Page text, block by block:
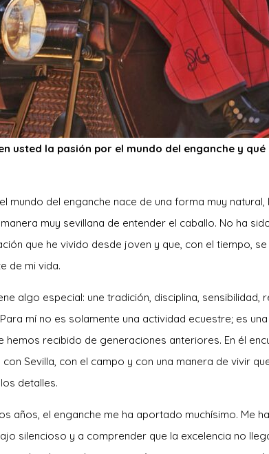
usted la pasión por el mundo del enganche y
mundo del enganche nace de una forma muy natural,
muy sevillana de entender el caballo. No ha
que he vivido desde joven y que, con el tiempo,
de mi vida.
algo especial: une tradición, disciplina,
mí no es solamente una actividad ecuestre; es
hemos recibido de generaciones anteriores. En él
con Sevilla, con el campo y con una manera de vivir
detalles.
años, el enganche me ha aportado muchísimo. Me
silencioso y a comprender que la excelencia no